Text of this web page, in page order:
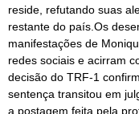
reside, refutando suas
restante do país.Os
manifestações de
redes sociais e acirram
decisão do TRF-1
sentença transitou em
a postagem feita pela